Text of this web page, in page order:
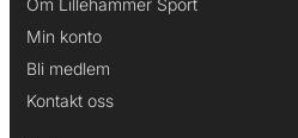
Min konto
Bli medlem
Kontakt oss